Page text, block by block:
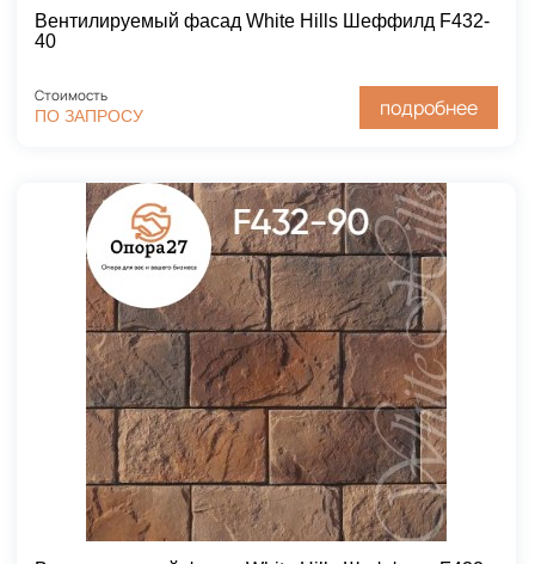
Вентилируемый фасад White Hills Шеффилд F432-
40
Стоимость
ПО ЗАПРОСУ
подробнее